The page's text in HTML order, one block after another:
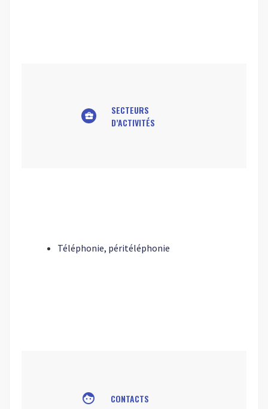
business_center
SECTEURS
D’ACTIVITÉS
Téléphonie, péritéléphonie
face CONTACTS